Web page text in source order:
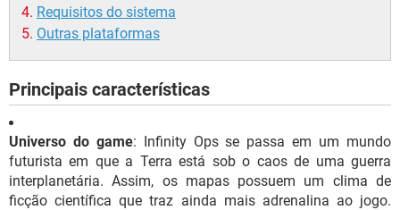
Requisitos do sistema
Outras plataformas
Principais características
Universo do game: Infinity Ops se passa em um mundo
futurista em que a Terra está sob o caos de uma guerra
interplanetária. Assim, os mapas possuem um clima de
ficção científica que traz ainda mais adrenalina ao jogo.